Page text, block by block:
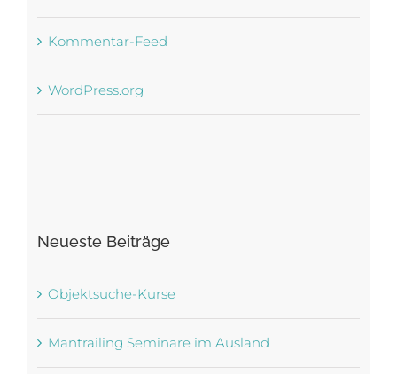
Kommentar-Feed
WordPress.org
Neueste Beiträge
Objektsuche-Kurse
Mantrailing Seminare im Ausland